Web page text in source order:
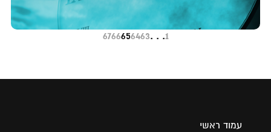
1
. . .
63
64
65
66
67
עמוד ראשי